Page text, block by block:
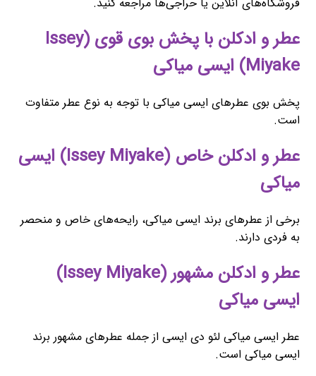
عطر و ادکلن با پخش بوی قوی (Issey
Miyake) ایسی میاکی
پخش بوی عطرهای ایسی میاکی با توجه به نوع عطر متفاوت
است.
عطر و ادکلن خاص (Issey Miyake) ایسی
میاکی
برخی از عطرهای برند ایسی میاکی، رایحه‌های خاص و منحصر
به فردی دارند.
عطر و ادکلن مشهور (Issey Miyake)
ایسی میاکی
عطر ایسی میاکی لئو دی ایسی از جمله عطرهای مشهور برند
ایسی میاکی است.